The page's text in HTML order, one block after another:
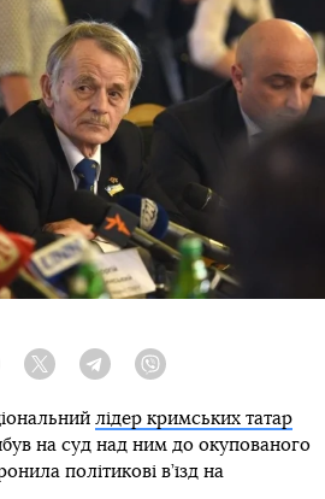
Twitter TelegramViber
лідер кримських татар
на суд над ним до окупованого
політикові в’їзд на